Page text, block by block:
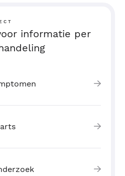
informatie per